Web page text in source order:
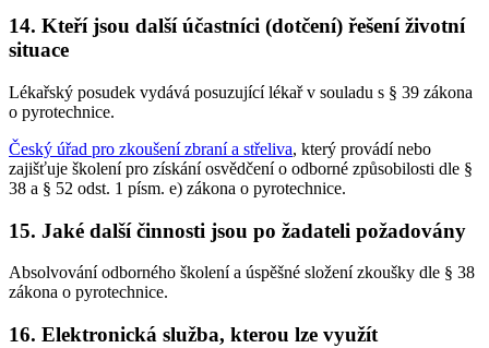
14. Kteří jsou další účastníci (dotčení) řešení životní
situace
Lékařský posudek vydává posuzující lékař v souladu s § 39 zákona
o pyrotechnice.
Český úřad pro zkoušení zbraní a střeliva, který provádí nebo
zajišťuje školení pro získání osvědčení o odborné způsobilosti dle §
38 a § 52 odst. 1 písm. e) zákona o pyrotechnice.
15. Jaké další činnosti jsou po žadateli požadovány
Absolvování odborného školení a úspěšné složení zkoušky dle § 38
zákona o pyrotechnice.
16. Elektronická služba, kterou lze využít